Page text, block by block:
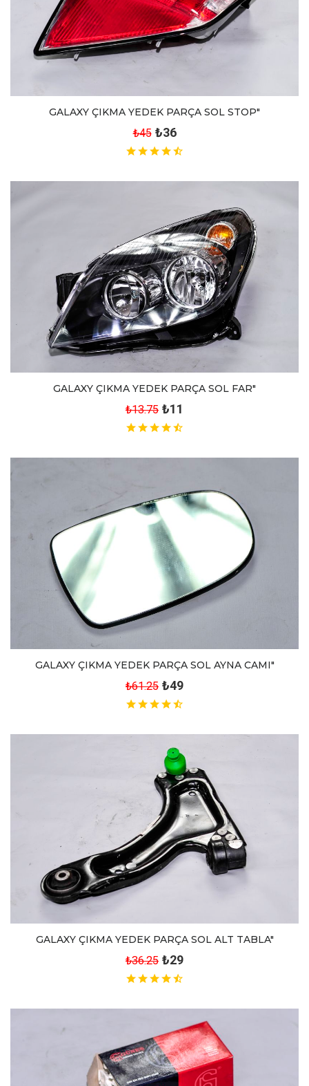
GALAXY ÇIKMA YEDEK PARÇA SOL STOP"
₺45 ₺36
GALAXY ÇIKMA YEDEK PARÇA SOL FAR"
₺13.75 ₺11
GALAXY ÇIKMA YEDEK PARÇA SOL AYNA CAMI"
₺61.25 ₺49
GALAXY ÇIKMA YEDEK PARÇA SOL ALT TABLA"
₺36.25 ₺29